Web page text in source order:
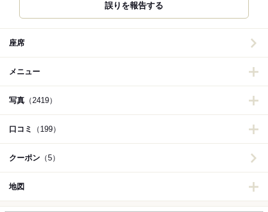
誤りを報告する
座席
メニュー
写真 （2419）
口コミ （199）
クーポン （5）
地図